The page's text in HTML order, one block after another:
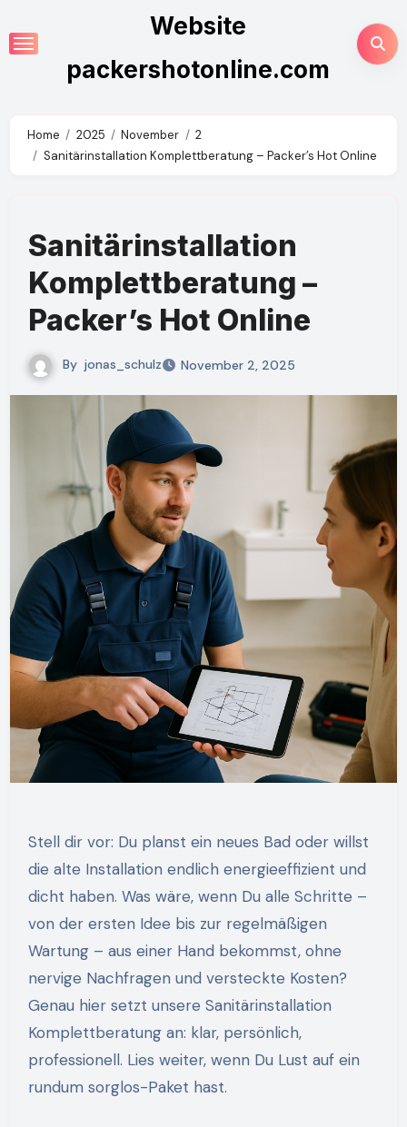
to
Website
packershotonline.com
Home 2025 November
2
Sanitärinstallation Komplettberatung – Packer’s Hot Online
Sanitärinstallation
Komplettberatung –
Packer’s Hot Online
By jonas_schulz November 2, 2025
Stell dir vor: Du planst ein neues Bad oder willst
die alte Installation endlich energieeffizient und
dicht haben. Was wäre, wenn Du alle Schritte –
von der ersten Idee bis zur regelmäßigen
Wartung – aus einer Hand bekommst, ohne
nervige Nachfragen und versteckte Kosten?
Genau hier setzt unsere Sanitärinstallation
Komplettberatung an: klar, persönlich,
professionell. Lies weiter, wenn Du Lust auf ein
rundum sorglos-Paket hast.